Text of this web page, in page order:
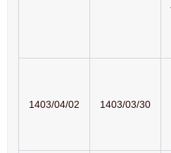
1403/03/30
1403/04/02